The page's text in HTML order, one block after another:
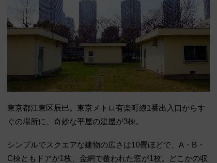
東京都江東区辰巳。東京メトロ有楽町線1番出入口からす
ぐの場所に、奇妙な平屋の建屋が3棟。
シンプルでスクエアな建物の広さは10畳ほどで、A・B・
C棟ともドアが1枚、金網で覆われた窓が1枚。どこかの収